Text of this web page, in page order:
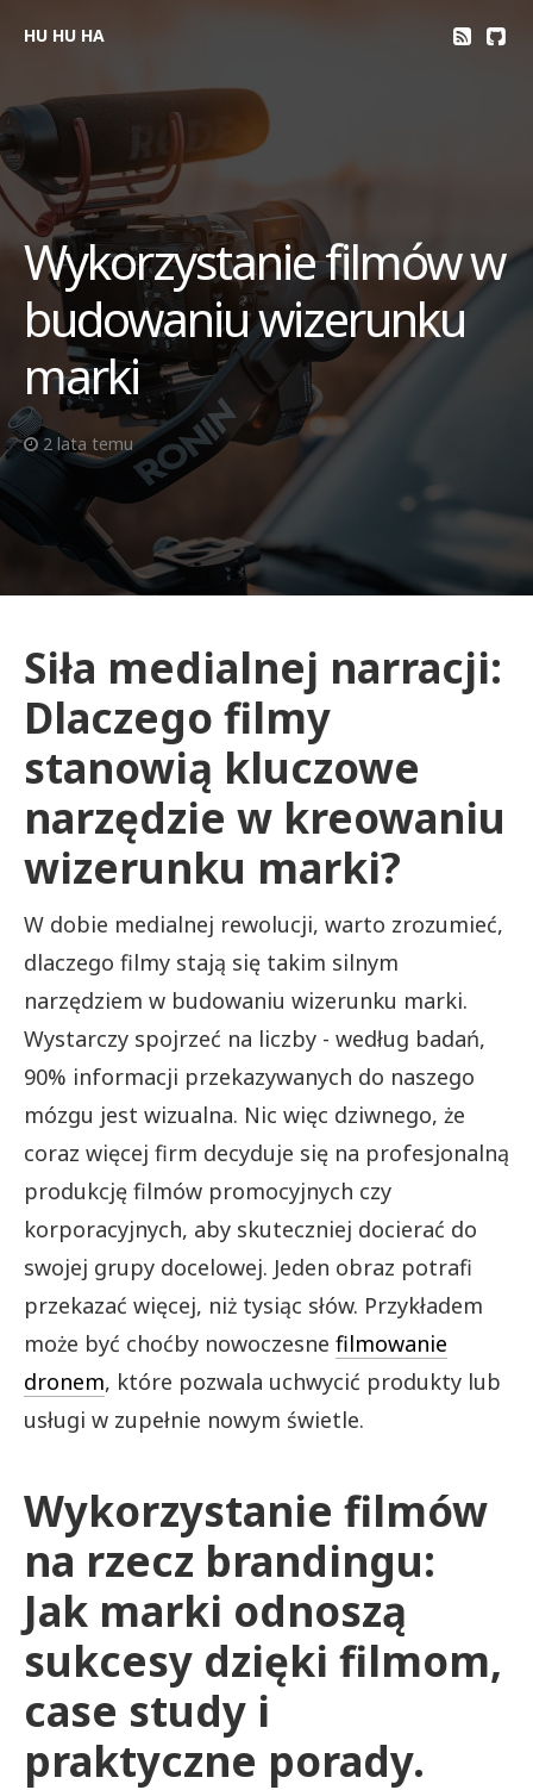
HU HU HA
Wykorzystanie filmów w
budowaniu wizerunku
marki
2 lata temu
Siła medialnej narracji:
Dlaczego filmy
stanowią kluczowe
narzędzie w kreowaniu
wizerunku marki?
W dobie medialnej rewolucji, warto zrozumieć,
dlaczego filmy stają się takim silnym
narzędziem w budowaniu wizerunku marki.
Wystarczy spojrzeć na liczby - według badań,
90% informacji przekazywanych do naszego
mózgu jest wizualna. Nic więc dziwnego, że
coraz więcej firm decyduje się na profesjonalną
produkcję filmów promocyjnych czy
korporacyjnych, aby skuteczniej docierać do
swojej grupy docelowej. Jeden obraz potrafi
przekazać więcej, niż tysiąc słów. Przykładem
może być choćby nowoczesne filmowanie
dronem, które pozwala uchwycić produkty lub
usługi w zupełnie nowym świetle.
Wykorzystanie filmów
na rzecz brandingu:
Jak marki odnoszą
sukcesy dzięki filmom,
case study i
praktyczne porady.